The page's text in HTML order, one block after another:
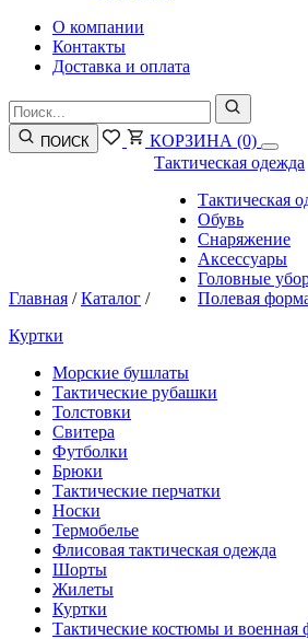
О компании
Контакты
Доставка и оплата
ПОИСК КОРЗИНА (0)
Главная /Каталог /
Тактическая одежда
Тактическая
Обувь
Снаряжение
Аксессуары
Головные
Полевая
Куртки
Морские бушлаты
Тактические рубашки
Толстовки
Свитера
Футболки
Брюки
Тактические перчатки
Носки
Термобелье
Флисовая тактическая одежда
Шорты
Жилеты
Куртки
Тактические костюмы и военная